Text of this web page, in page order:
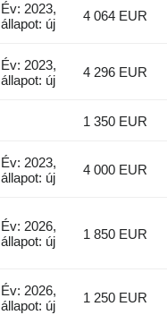
Év: 2023,
állapot: új
4 064 EUR
Év: 2023,
állapot: új
4 296 EUR
1 350 EUR
Év: 2023,
állapot: új
4 000 EUR
Év: 2026,
állapot: új
1 850 EUR
Év: 2026,
állapot: új
1 250 EUR